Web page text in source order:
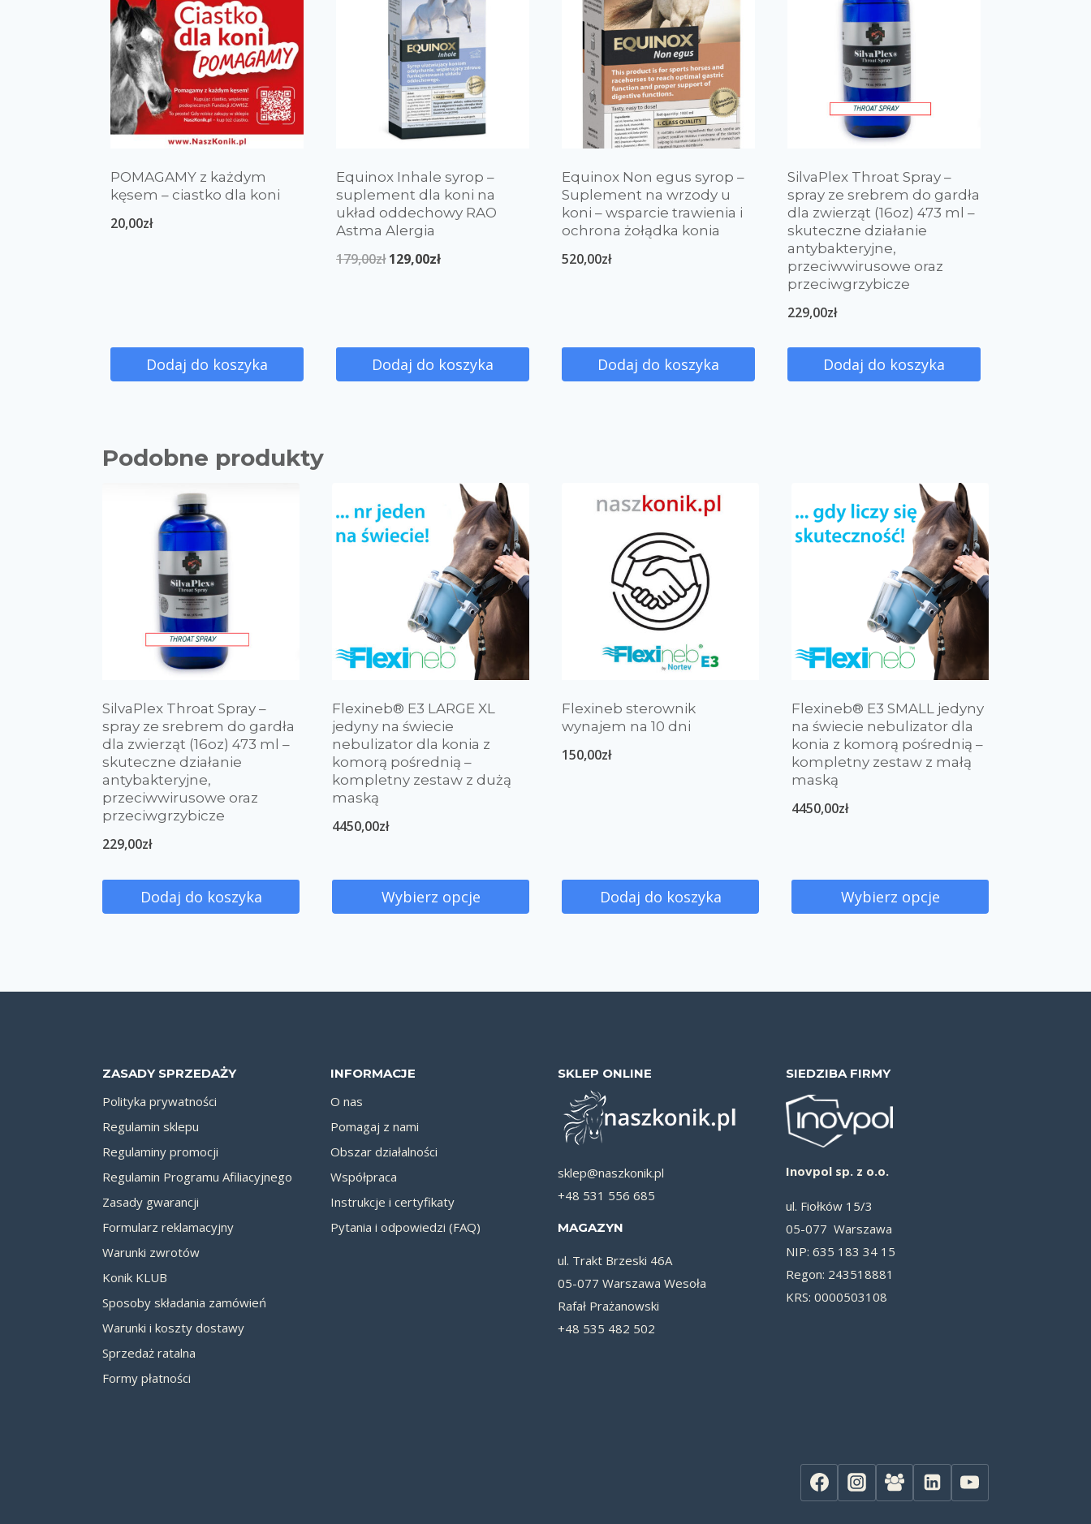
POMAGAMY z każdym
kęsem – ciastko dla koni
20,00zł
Dodaj do koszyka
Equinox Inhale syrop –
suplement dla koni na
układ oddechowy RAO
Astma Alergia
179,00zł 129,00zł
Dodaj do koszyka
Equinox Non egus syrop –
Suplement na wrzody u
koni – wsparcie trawienia i
ochrona żołądka konia
520,00zł
Dodaj do koszyka
SilvaPlex Throat Spray –
spray ze srebrem do gardła
dla zwierząt (16oz) 473 ml –
skuteczne działanie
antybakteryjne,
przeciwwirusowe oraz
przeciwgrzybicze
229,00zł
Dodaj do koszyka
Podobne produkty
SilvaPlex Throat Spray –
spray ze srebrem do gardła
dla zwierząt (16oz) 473 ml –
skuteczne działanie
antybakteryjne,
przeciwwirusowe oraz
przeciwgrzybicze
229,00zł
Dodaj do koszyka
Flexineb® E3 LARGE XL
jedyny na świecie
nebulizator dla konia z
komorą pośrednią –
kompletny zestaw z dużą
maską
4450,00zł
Wybierz opcje
Flexineb sterownik
wynajem na 10 dni
150,00zł
Dodaj do koszyka
Flexineb® E3 SMALL jedyny
na świecie nebulizator dla
konia z komorą pośrednią –
kompletny zestaw z małą
maską
4450,00zł
Wybierz opcje
ZASADY SPRZEDAŻY
Polityka prywatności
Regulamin sklepu
Regulaminy promocji
Regulamin Programu Afiliacyjnego
Zasady gwarancji
Formularz reklamacyjny
Warunki zwrotów
Konik KLUB
Sposoby składania zamówień
Warunki i koszty dostawy
Sprzedaż ratalna
Formy płatności
INFORMACJE
O nas
Pomagaj z nami
Obszar działalności
Współpraca
Instrukcje i certyfikaty
Pytania i odpowiedzi (FAQ)
SKLEP ONLINE
sklep@naszkonik.pl
+48 531 556 685
MAGAZYN
ul. Trakt Brzeski 46A
05-077 Warszawa Wesoła
Rafał Prażanowski
+48 535 482 502
SIEDZIBA FIRMY
Inovpol sp. z o.o.
ul. Fiołków 15/3
05-077 Warszawa
NIP: 635 183 34 15
Re­gon: 243518881
KRS: 0000503108